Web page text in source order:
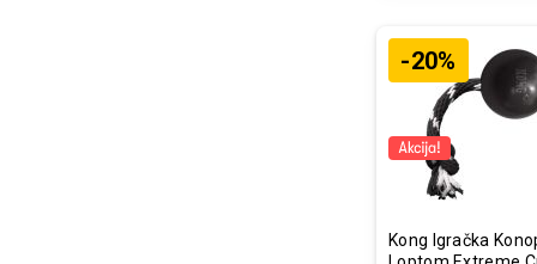
-20%
Kong Igračka